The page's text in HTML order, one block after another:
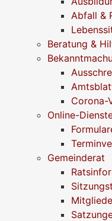
Abfall &
Beratung &
Corona-
Online-
Gemeinderat